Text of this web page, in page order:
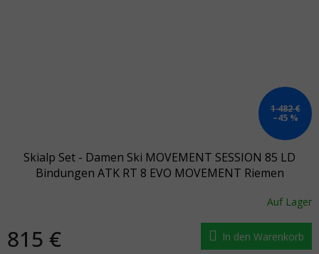
1 482 €
–45 %
Skialp Set - Damen Ski MOVEMENT SESSION 85 LD
Bindungen ATK RT 8 EVO MOVEMENT Riemen
Auf Lager
815 € In den Warenkorb